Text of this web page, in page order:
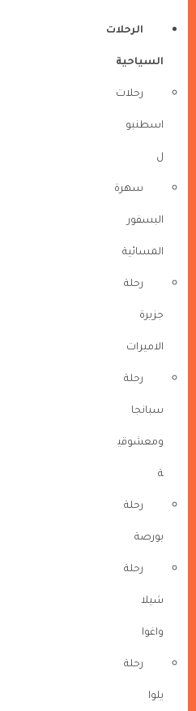
الرحلات
السياحية
رحلات
اسطنبو
ل
سهرة
البسفور
المسائية
رحلة
جزيرة
الاميرات
رحلة
سبانجا
ومعشوقي
ة
رحلة
بورصة
رحلة
شيلا
واغوا
رحلة
يلوا